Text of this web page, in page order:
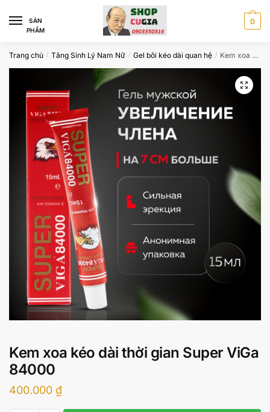
navigation
content
SÀN
PHẨM
0
Trang chủ / Tăng Sinh Lý Nam Nữ / Gel bôi kéo dài quan hệ / Kem xoa kéo dài thời gian Super ViGa 84000
Kem xoa kéo dài thời gian Super ViGa
84000
400.000 ₫